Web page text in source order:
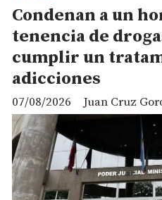
Condenan a un
tenencia de
cumplir un
adicciones
Juan Cruz
07/08/2026